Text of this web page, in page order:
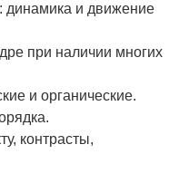
и движение
при наличии многих
и органические.
контрасты,